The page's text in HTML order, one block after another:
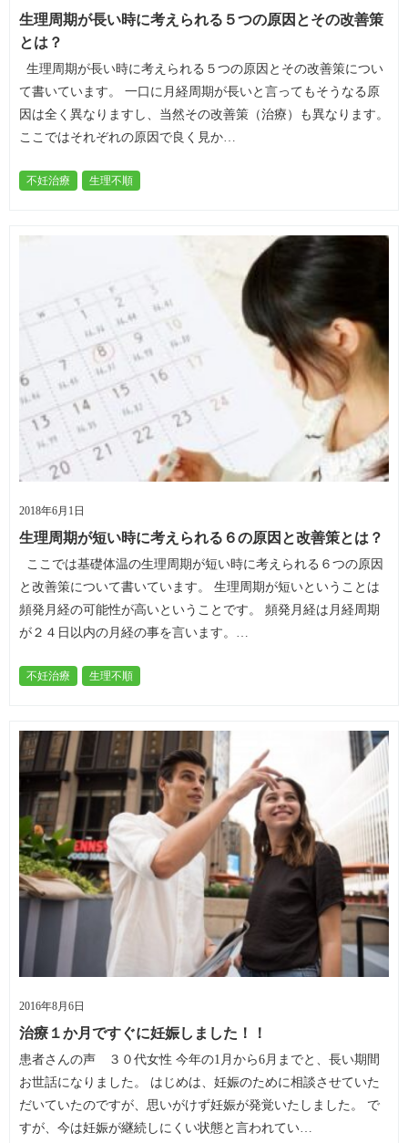
生理周期が長い時に考えられる５つの原因とその改善策
とは？
生理周期が長い時に考えられる５つの原因とその改善策につい
て書いています。 一口に月経周期が長いと言ってもそうなる原
因は全く異なりますし、当然その改善策（治療）も異なります。
ここではそれぞれの原因で良く見か…
不妊治療 生理不順
2018年6月1日
生理周期が短い時に考えられる６の原因と改善策とは？
ここでは基礎体温の生理周期が短い時に考えられる６つの原因
と改善策について書いています。 生理周期が短いということは
頻発月経の可能性が高いということです。 頻発月経は月経周期
が２４日以内の月経の事を言います。…
不妊治療 生理不順
2016年8月6日
治療１か月ですぐに妊娠しました！！
患者さんの声 ３０代女性 今年の1月から6月までと、長い期間
お世話になりました。 はじめは、妊娠のために相談させていた
だいていたのですが、思いがけず妊娠が発覚いたしました。 で
すが、今は妊娠が継続しにくい状態と言われてい…